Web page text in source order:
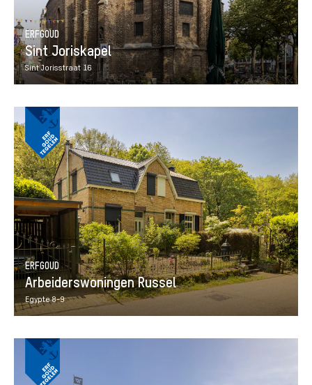
ERFGOUD
Sint Joriskapel
Sint Jorisstraat 16
ERFGOUD
Arbeiderswoningen Russel
Egypte 8-9